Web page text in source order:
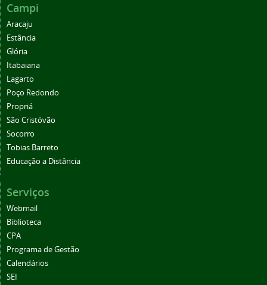
Campi
Aracaju
Estância
Glória
Itabaiana
Lagarto
Poço Redondo
Propriá
São Cristóvão
Socorro
Tobias Barreto
Educação a Distância
Serviços
Webmail
Biblioteca
CPA
Programa de Gestão
Calendários
SEI